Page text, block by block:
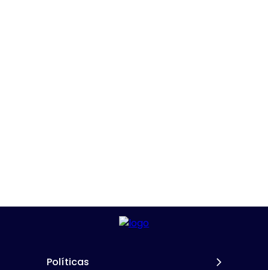
Políticas